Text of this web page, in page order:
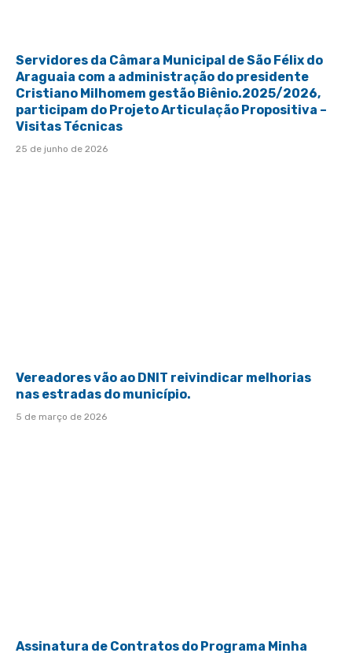
Servidores da Câmara Municipal de São Félix do
Araguaia com a administração do presidente
Cristiano Milhomem gestão Biênio.2025/2026,
participam do Projeto Articulação Propositiva –
Visitas Técnicas
25 de junho de 2026
Vereadores vão ao DNIT reivindicar melhorias
nas estradas do município.
5 de março de 2026
Assinatura de Contratos do Programa Minha